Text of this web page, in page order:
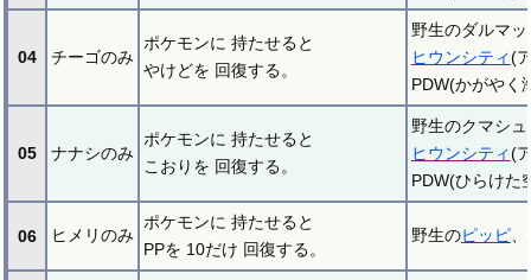
04 チーゴのみ
ポケモンに 持たせると
やけどを 回復する。
野生のダルマ
ヒウンシティ(
PDW(かがやく
05 ナナシのみ
ポケモンに 持たせると
こおりを 回復する。
野生のクマシュ
ヒウンシティ(
PDW(ひらけた
06 ヒメリのみ
ポケモンに 持たせると
PPを 10だけ 回復する。
野生のピッピ、